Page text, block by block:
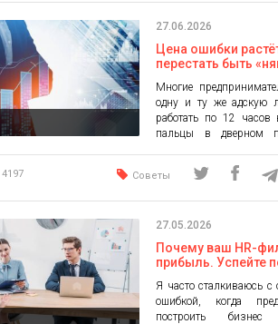
развитию и росту
компаний до сих пор не
27.06.2026
Цена ошибки
перестать быть
Многие
одну и ту же адскую
работать по 12 часов
пальцы в дверном
опасная зона
смелость «приоткрыть
4197 Советы
27.05.2026
Почему ваш HR-
прибыль. Успейте
переманили
Я часто сталкиваюсь
ошибкой, когда
построить бизнес